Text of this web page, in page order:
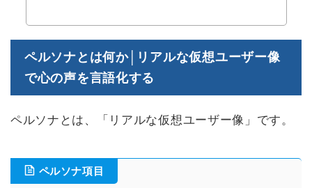
ペルソナとは何か│リアルな仮想ユーザー像
で心の声を言語化する
ペルソナとは、「リアルな仮想ユーザー像」です。
ペルソナ項目